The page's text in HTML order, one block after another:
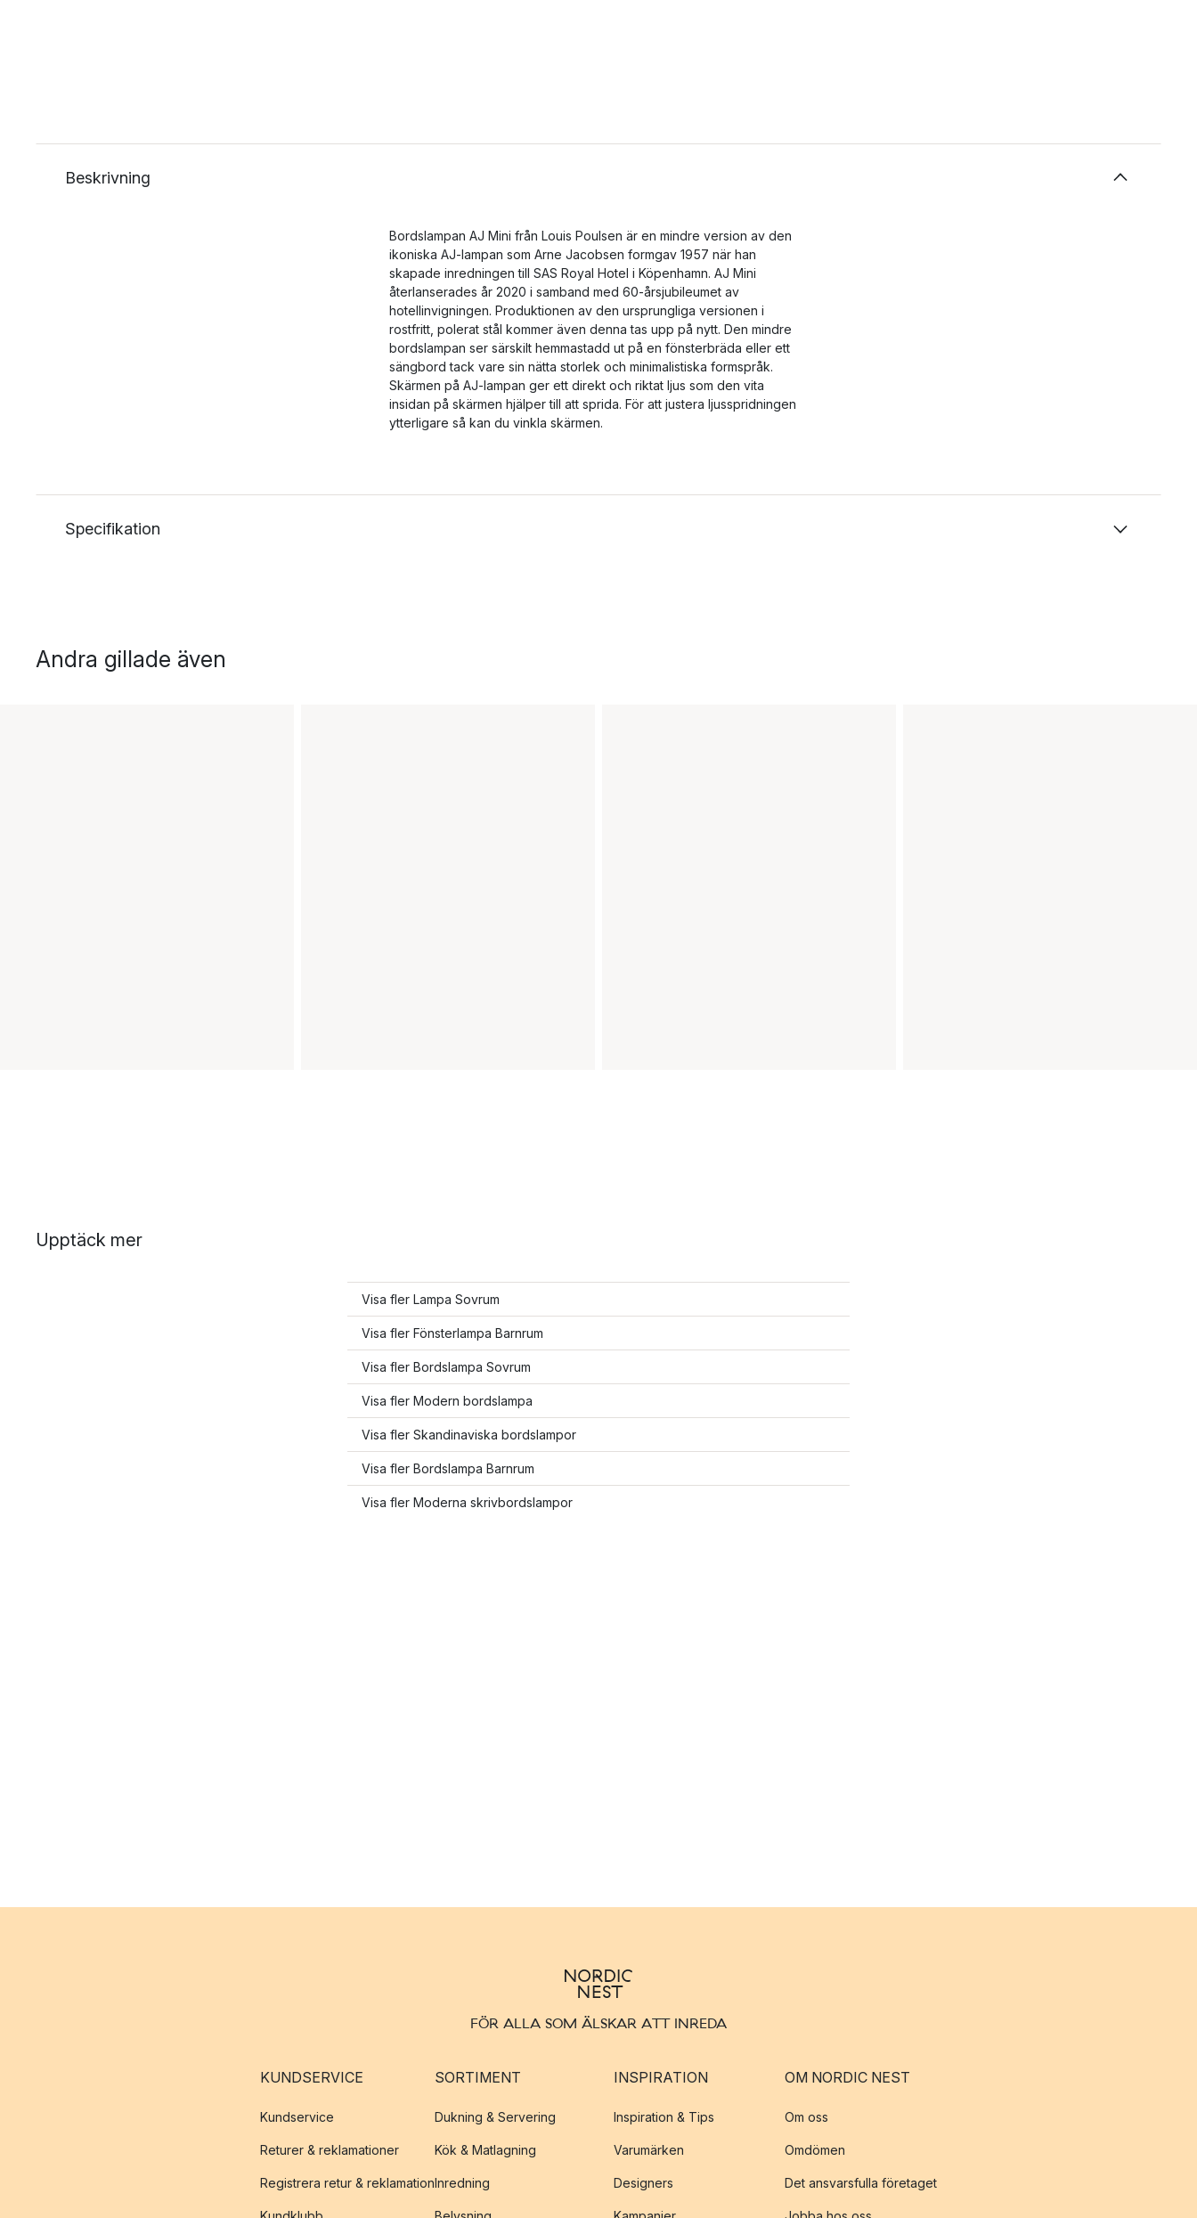
Beskrivning
Bordslampan AJ Mini från Louis Poulsen är en mindre version av den
ikoniska AJ-lampan som Arne Jacobsen formgav 1957 när han
skapade inredningen till SAS Royal Hotel i Köpenhamn. AJ Mini
återlanserades år 2020 i samband med 60-årsjubileumet av
hotellinvigningen. Produktionen av den ursprungliga versionen i
rostfritt, polerat stål kommer även denna tas upp på nytt. Den mindre
bordslampan ser särskilt hemmastadd ut på en fönsterbräda eller ett
sängbord tack vare sin nätta storlek och minimalistiska formspråk.
Skärmen på AJ-lampan ger ett direkt och riktat ljus som den vita
insidan på skärmen hjälper till att sprida. För att justera ljusspridningen
ytterligare så kan du vinkla skärmen.
Specifikation
Andra gillade även
Upptäck mer
Visa fler Lampa Sovrum
Visa fler Fönsterlampa Barnrum
Visa fler Bordslampa Sovrum
Visa fler Modern bordslampa
Visa fler Skandinaviska bordslampor
Visa fler Bordslampa Barnrum
Visa fler Moderna skrivbordslampor
FÖR ALLA SOM ÄLSKAR ATT INREDA
KUNDSERVICE
Kundservice
Returer & reklamationer
Registrera retur & reklamation
SORTIMENT
Dukning & Servering
Kök & Matlagning
Inredning
INSPIRATION
Inspiration & Tips
Varumärken
Designers
OM NORDIC NEST
Om oss
Omdömen
Det ansvarsfulla företaget